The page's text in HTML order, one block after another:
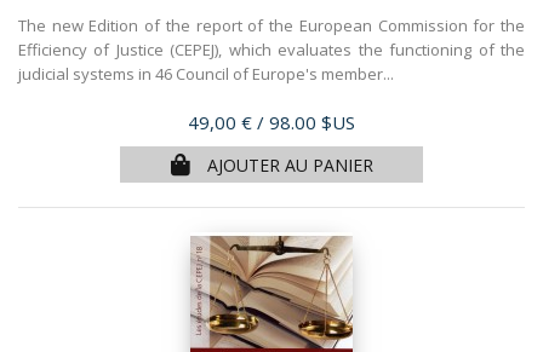
The new Edition of the report of the European Commission for the
Efficiency of Justice (CEPEJ), which evaluates the functioning of the
judicial systems in 46 Council of Europe's member...
Prix
49,00 € / 98.00 $US
AJOUTER AU PANIER